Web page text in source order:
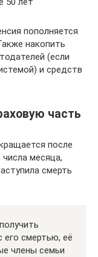
пополняется
накопить
(если
и средств
часть
после
месяца,
смерть
его смертью, её
члены семьи